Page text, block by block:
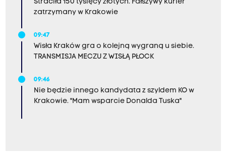
Straciła 150 tysięcy złotych. Fałszywy kurier
zatrzymany w Krakowie
09:47
Wisła Kraków gra o kolejną wygraną u siebie.
TRANSMISJA MECZU Z WISŁĄ PŁOCK
09:46
Nie będzie innego kandydata z szyldem KO w
Krakowie. "Mam wsparcie Donalda Tuska"